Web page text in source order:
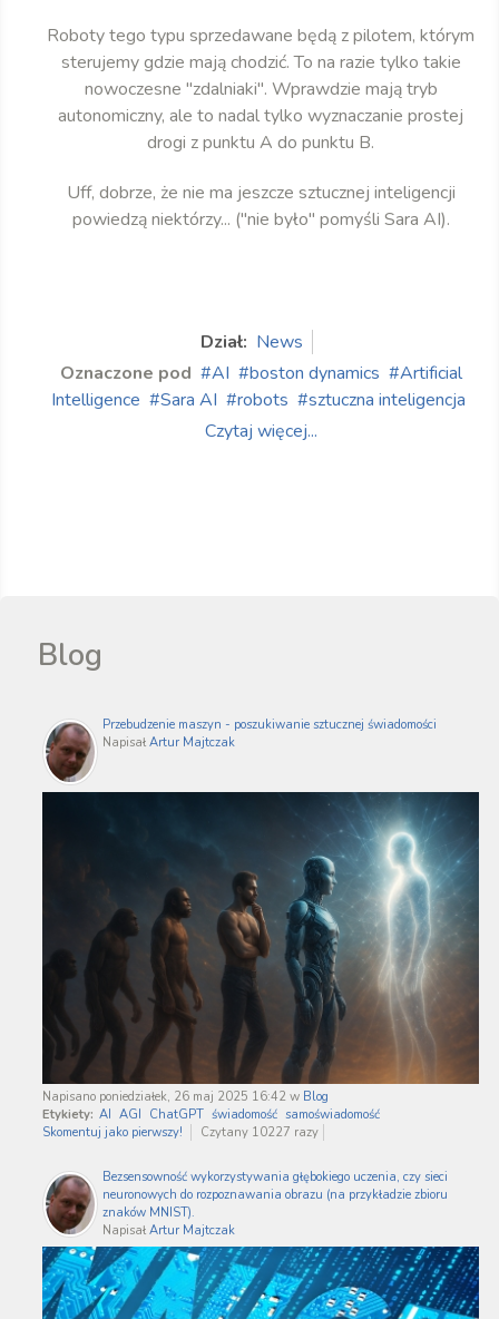
Roboty tego typu sprzedawane będą z pilotem, którym
sterujemy gdzie mają chodzić. To na razie tylko takie
nowoczesne "zdalniaki". Wprawdzie mają tryb
autonomiczny, ale to nadal tylko wyznaczanie prostej
drogi z punktu A do punktu B.
Uff, dobrze, że nie ma jeszcze sztucznej inteligencji
powiedzą niektórzy... ("nie było" pomyśli Sara AI).
Dział: News
Oznaczone pod
AI boston dynamics
Artificial
Intelligence
Sara AI robots
sztuczna inteligencja
Czytaj więcej...
Blog
Przebudzenie maszyn - poszukiwanie sztucznej świadomości
Napisał Artur Majtczak
Napisano poniedziałek, 26 maj 2025 16:42 w Blog
Etykiety: AI AGI ChatGPT świadomość samoświadomość
Skomentuj jako pierwszy!
Czytany 10227 razy
Bezsensowność wykorzystywania głębokiego uczenia, czy sieci
neuronowych do rozpoznawania obrazu (na przykładzie zbioru
znaków MNIST).
Napisał Artur Majtczak